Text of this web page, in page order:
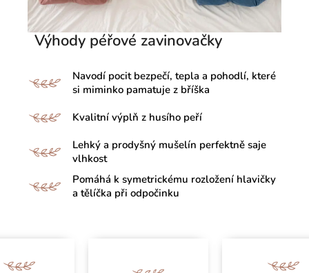
Výhody péřové zavinovačky
Navodí pocit bezpečí, tepla a pohodlí, které
si miminko pamatuje z bříška
Kvalitní výplň z husího peří
Lehký a prodyšný mušelín perfektně saje
vlhkost
Pomáhá k symetrickému rozložení hlavičky
a tělíčka při odpočinku